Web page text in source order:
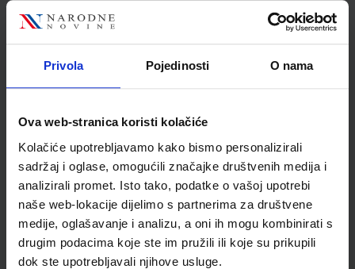
Privola Pojedinosti O nama
Ova web-stranica koristi kolačiće
Kolačiće upotrebljavamo kako bismo personalizirali
sadržaj i oglase, omogućili značajke društvenih medija i
analizirali promet. Isto tako, podatke o vašoj upotrebi
naše web-lokacije dijelimo s partnerima za društvene
medije, oglašavanje i analizu, a oni ih mogu kombinirati s
drugim podacima koje ste im pružili ili koje su prikupili
dok ste upotrebljavali njihove usluge.
BIOLOGIJA 8; radna bilježnica iz biologije za osmi razred
SKU:567441 CIJENA:12,00 €
ŠIFRA OMOTA:
Udžbenik Omot
FIZIKA OKO NAS 8; udžbenik fizike s dodatnim digitalnim
sadržajima u osmom razredu osnovne škole